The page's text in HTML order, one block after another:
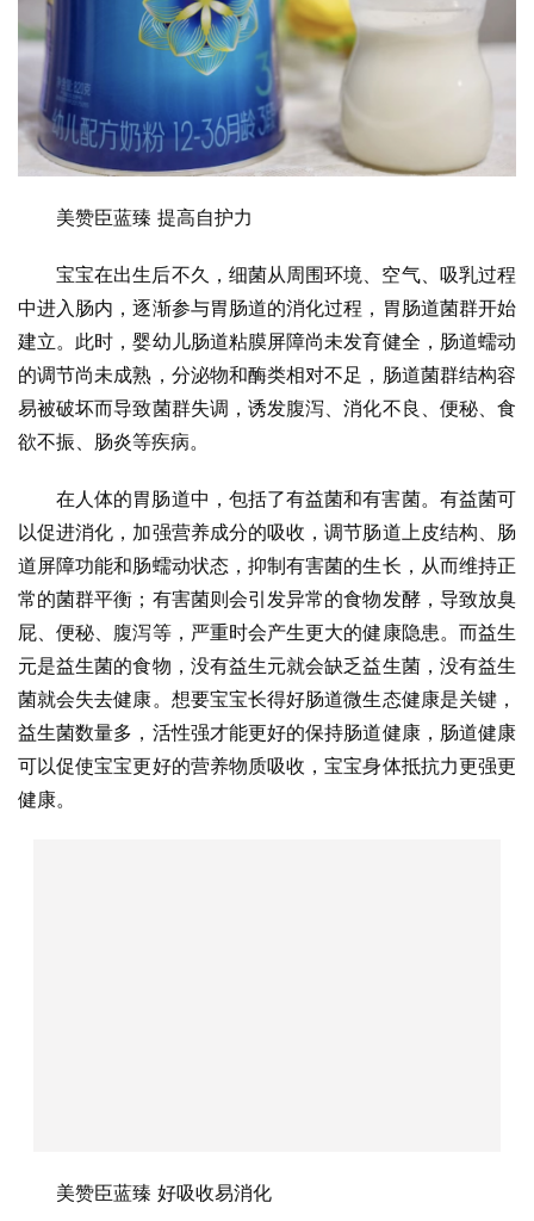
美赞臣蓝臻 提高自护力
宝宝在出生后不久，细菌从周围环境、空气、吸乳过程
中进入肠内，逐渐参与胃肠道的消化过程，胃肠道菌群开始
建立。此时，婴幼儿肠道粘膜屏障尚未发育健全，肠道蠕动
的调节尚未成熟，分泌物和酶类相对不足，肠道菌群结构容
易被破坏而导致菌群失调，诱发腹泻、消化不良、便秘、食
欲不振、肠炎等疾病。
在人体的胃肠道中，包括了有益菌和有害菌。有益菌可
以促进消化，加强营养成分的吸收，调节肠道上皮结构、肠
道屏障功能和肠蠕动状态，抑制有害菌的生长，从而维持正
常的菌群平衡；有害菌则会引发异常的食物发酵，导致放臭
屁、便秘、腹泻等，严重时会产生更大的健康隐患。而益生
元是益生菌的食物，没有益生元就会缺乏益生菌，没有益生
菌就会失去健康。想要宝宝长得好肠道微生态健康是关键，
益生菌数量多，活性强才能更好的保持肠道健康，肠道健康
可以促使宝宝更好的营养物质吸收，宝宝身体抵抗力更强更
健康。